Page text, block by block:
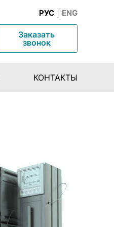
РУС ENG
Заказать
звонок
КОНТАКТЫ